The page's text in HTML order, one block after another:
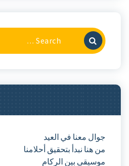
جوال معنا في العيد
من هنا نبدأ بتحقيق أحلامنا
موسيقى بين الركام